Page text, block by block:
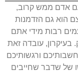
אדם ממש קרוב,
הוא גם הזדמנות
רבות מידי אתם
עובדה זאת
ורגשותיכם
של שדבר שחייבים